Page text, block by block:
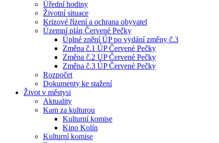
Úřední hodiny
Životní situace
Krizové řízení a ochrana obyvatel
Územní plán Červené Pečky
Úplné znění ÚP po vydání změny č.3
Změna č.1 ÚP Červené Pečky
Změna č.2 UP Červené Pečky
Změna č.3 ÚP Červené Pečky
Rozpočet
Dokumenty ke stažení
Život v městysi
Aktuality
Kam za kulturou
Kulturní komise
Kino Kolín
Kulturní komise